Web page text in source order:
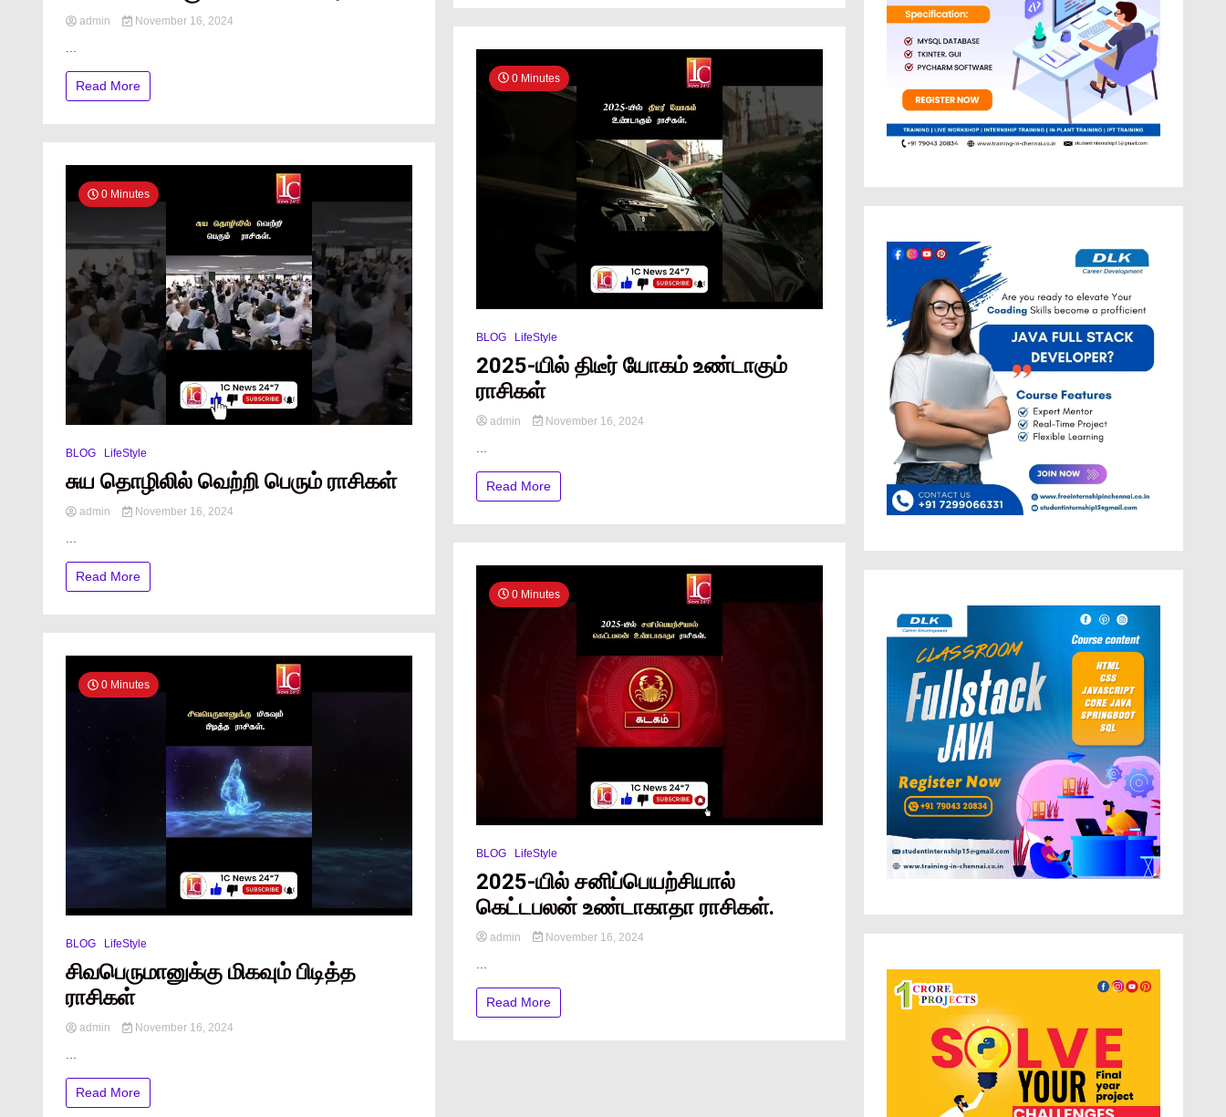
admin November 16, 2024
Read More
0 Minutes
BLOG LifeStyle
சுய தொழிலில் வெற்றி பெரும் ராசிகள்
admin November 16, 2024
Read More
0 Minutes
BLOG LifeStyle
சிவபெருமானுக்கு மிகவும் பிடித்த
ராசிகள்
admin November 16, 2024
Read More
0 Minutes
BLOG LifeStyle
2025-யில் திடீர் யோகம் உண்டாகும்
ராசிகள்
admin November 16, 2024
Read More
0 Minutes
BLOG LifeStyle
2025-யில் சனிப்பெயற்சியால்
கெட்டபலன் உண்டாகாதா ராசிகள்.
admin November 16, 2024
Read More